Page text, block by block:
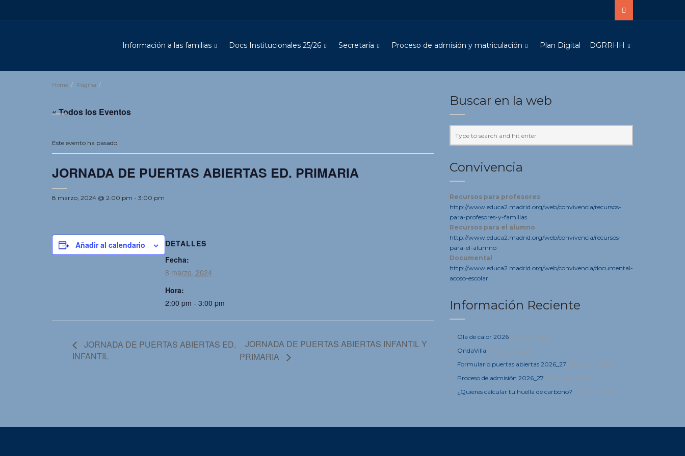
Información a las familias Docs Institucionales 25/26 Secretaría Proceso de admisión y matriculación Plan Digital DGRRHH
Home Página
« Todos los Eventos
Este evento ha pasado.
JORNADA DE PUERTAS ABIERTAS ED. PRIMARIA
8 marzo, 2024 @ 2:00 pm - 3:00 pm
Añadir al calendario
DETALLES
Fecha:
8 marzo, 2024
Hora:
2:00 pm - 3:00 pm
JORNADA DE PUERTAS ABIERTAS ED.
INFANTIL
JORNADA DE PUERTAS ABIERTAS INFANTIL Y
PRIMARIA
Buscar en la web
Convivencia
Recursos para profesores
http://www.educa2.madrid.org/web/convivencia/recursos-
para-profesores-y-familias
Recursos para el alumno
http://www.educa2.madrid.org/web/convivencia/recursos-
para-el-alumno
Documental
http://www.educa2.madrid.org/web/convivencia/documental-
acoso-escolar
Información Reciente
Ola de calor 2026 9 junio, 2026
OndaVilla 5 marzo, 2026
Formulario puertas abiertas 2026_27 4 febrero, 2026
Proceso de admisión 2026_27 4 febrero, 2026
¿Quieres calcular tu huella de carbono? 21 enero, 2025